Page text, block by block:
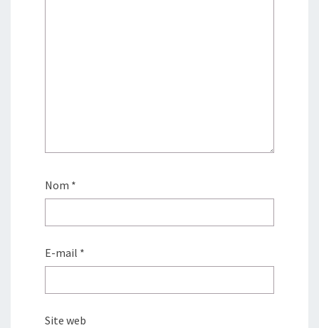
Nom *
E-mail *
Site web